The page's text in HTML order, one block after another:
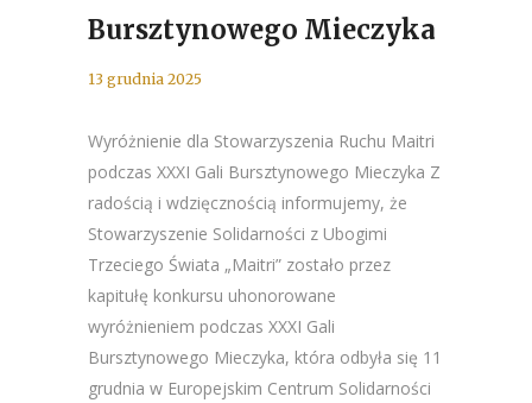
Bursztynowego Mieczyka
13 grudnia 2025
Wyróżnienie dla Stowarzyszenia Ruchu Maitri
podczas XXXI Gali Bursztynowego Mieczyka Z
radością i wdzięcznością informujemy, że
Stowarzyszenie Solidarności z Ubogimi
Trzeciego Świata „Maitri” zostało przez
kapitułę konkursu uhonorowane
wyróżnieniem podczas XXXI Gali
Bursztynowego Mieczyka, która odbyła się 11
grudnia w Europejskim Centrum Solidarności